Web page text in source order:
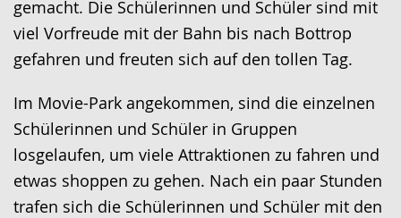
angezeigt.
gemacht. Die Schülerinnen und Schüler sind mit
viel Vorfreude mit der Bahn bis nach Bottrop
gefahren und freuten sich auf den tollen Tag.
Im Movie-Park angekommen, sind die einzelnen
Schülerinnen und Schüler in Gruppen
losgelaufen, um viele Attraktionen zu fahren und
etwas shoppen zu gehen. Nach ein paar Stunden
trafen sich die Schülerinnen und Schüler mit den